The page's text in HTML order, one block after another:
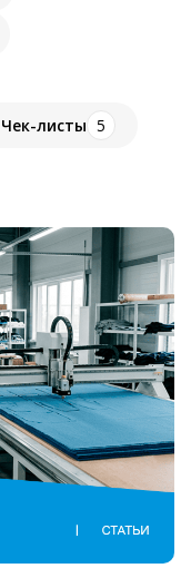
Чек-листы 5